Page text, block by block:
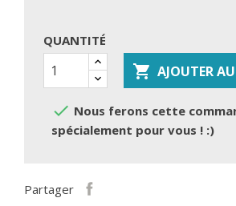
QUANTITÉ
 AJOUTER
 Nous ferons cette
spécialement pour vous ! :)
Partager